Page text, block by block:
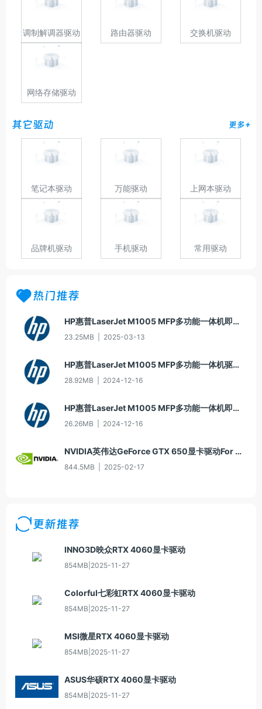
调制解调器驱动 路由器驱动 交换机驱动
网络存储驱动
其它驱动 更多+
笔记本驱动 万能驱动 上网本驱动
品牌机驱动 手机驱动 常用驱动
热门推荐
HP惠普LaserJet M1005 MFP多功能一体机即插即用驱动20070326版For Win7
23.25MB 2025-03-13
HP惠普LaserJet M1005 MFP多功能一体机驱动20060913版For Win2000/XP
28.92MB 2024-12-16
HP惠普LaserJet M1005 MFP多功能一体机即插即用驱动20070326版For Vista
26.26MB 2024-12-16
NVIDIA英伟达GeForce GTX 650显卡驱动For Win10-64
844.5MB 2025-02-17
更新推荐
INNO3D映众RTX 4060显卡驱动
854MB 2025-11-27
Colorful七彩虹RTX 4060显卡驱动
854MB 2025-11-27
MSI微星RTX 4060显卡驱动
854MB 2025-11-27
ASUS华硕RTX 4060显卡驱动
854MB 2025-11-27